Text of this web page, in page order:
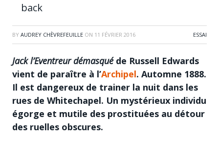
back
BY AUDREY CHÈVREFEUILLE ON 11 FÉVRIER 2016 ESSAI
Jack l’Eventreur démasqué de Russell Edwards
vient de paraître à l’Archipel. Automne 1888.
Il est dangereux de trainer la nuit dans les
rues de Whitechapel. Un mystérieux individu
égorge et mutile des prostituées au détour
des ruelles obscures.